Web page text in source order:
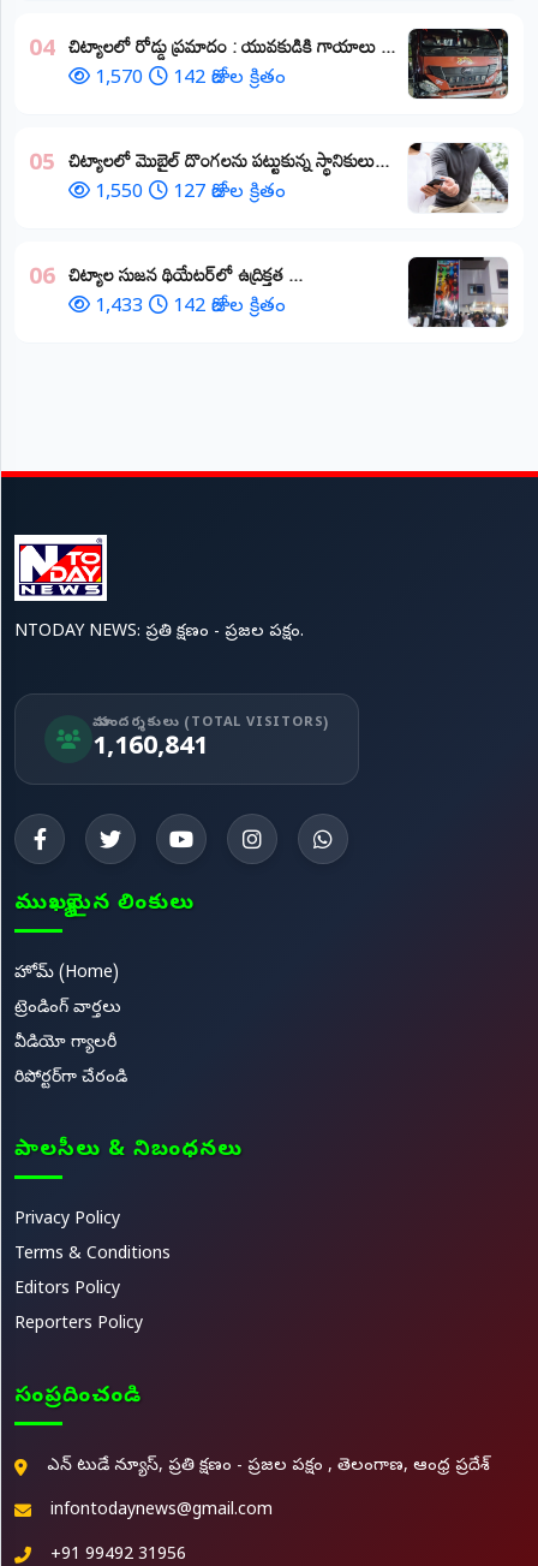
04 చిట్యాలలో రోడ్డు ప్రమాదం : యువకుడికి గాయాలు ​...
1,570 142 రోజుల క్రితం
05 చిట్యాలలో మొబైల్ దొంగలను పట్టుకున్న స్థానికులు...
1,550 127 రోజుల క్రితం
06 చిట్యాల సుజన థియేటర్‌లో ఉద్రిక్తత ...
1,433 142 రోజుల క్రితం
NTODAY NEWS: ప్రతి క్షణం - ప్రజల పక్షం.
మా సందర్శకులు (TOTAL VISITORS)
1,160,841
ముఖ్యమైన లింకులు
హోమ్ (Home)
ట్రెండింగ్ వార్తలు
వీడియో గ్యాలరీ
రిపోర్టర్‌గా చేరండి
పాలసీలు & నిబంధనలు
Privacy Policy
Terms & Conditions
Editors Policy
Reporters Policy
సంప్రదించండి
ఎన్ టుడే న్యూస్, ప్రతి క్షణం - ప్రజల పక్షం , తెలంగాణ, ఆంధ్ర ప్రదేశ్
infontodaynews@gmail.com
+91 99492 31956